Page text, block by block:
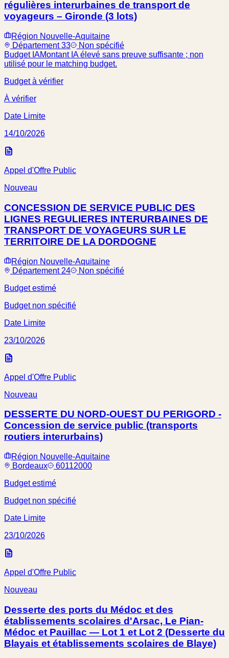
régulières interurbaines de transport de
voyageurs – Gironde (3 lots)
Région Nouvelle-Aquitaine
Département 33
Non spécifié
Budget IAMontant IA élevé sans preuve suffisante ; non
utilisé pour le matching budget.
Budget à vérifier
À vérifier
Date Limite
14/10/2026
Appel d'Offre Public
Nouveau
CONCESSION DE SERVICE PUBLIC DES
LIGNES REGULIERES INTERURBAINES DE
TRANSPORT DE VOYAGEURS SUR LE
TERRITOIRE DE LA DORDOGNE
Région Nouvelle-Aquitaine
Département 24
Non spécifié
Budget estimé
Budget non spécifié
Date Limite
23/10/2026
Appel d'Offre Public
Nouveau
DESSERTE DU NORD-OUEST DU PERIGORD -
Concession de service public (transports
routiers interurbains)
Région Nouvelle-Aquitaine
Bordeaux
60112000
Budget estimé
Budget non spécifié
Date Limite
23/10/2026
Appel d'Offre Public
Nouveau
Desserte des ports du Médoc et des
établissements scolaires d'Arsac, Le Pian-
Médoc et Pauillac — Lot 1 et Lot 2 (Desserte du
Blayais et établissements scolaires de Blaye)